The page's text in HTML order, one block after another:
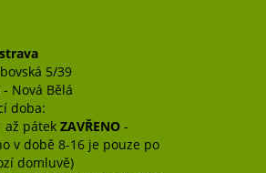
5/39
Nová Bělá
doba:
až pátek ZAVŘENO -
v době 8-16 je pouze po
domluvě)